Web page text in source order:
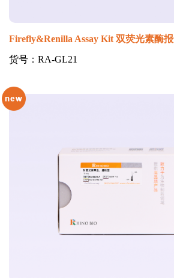
Firefly&Renilla Assay Kit 双荧光素酶
货号：RA-GL21